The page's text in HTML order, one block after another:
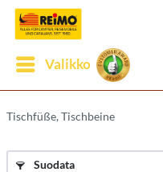
Valikko
Tischfüße, Tischbeine
Suodata